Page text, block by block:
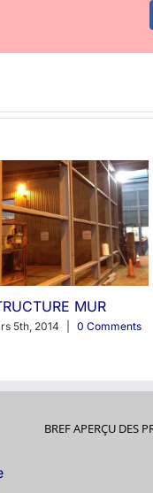
MUR
5th, 2014 0 Comments
BREF APERÇU DES